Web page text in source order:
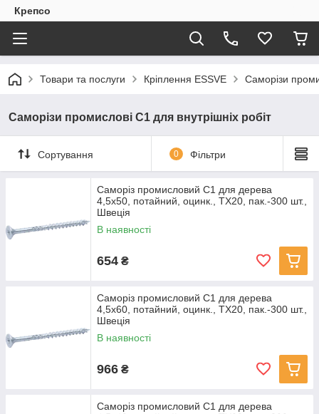
Крепсо
Товари та послуги Кріплення ESSVE Саморізи
Саморізи промислові С1 для внутрішніх робіт
Сортування 0 Фільтри
Саморіз промисловий С1 для дерева
4,5х50, потайний, оцинк., TX20, пак.-300 шт.,
Швеція
В наявності
654 ₴
Саморіз промисловий С1 для дерева
4,5х60, потайний, оцинк., TX20, пак.-300 шт.,
Швеція
В наявності
966 ₴
Саморіз промисловий С1 для дерева